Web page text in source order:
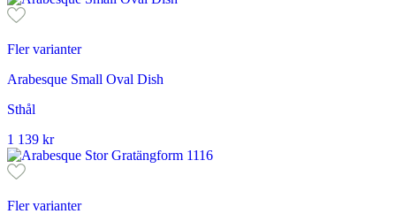
Fler varianter
Arabesque Small Oval Dish
Sthål
1 139 kr
Fler varianter